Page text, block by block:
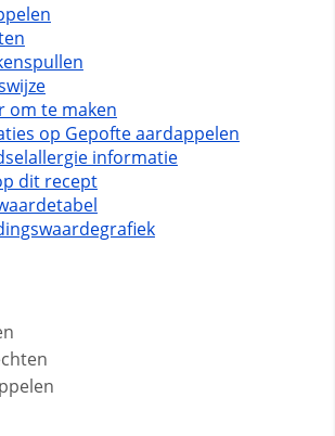
om te maken
op Gepofte aardappelen
informatie
dit recept